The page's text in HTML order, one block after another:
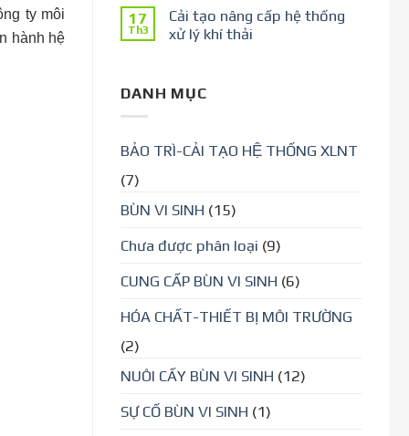
ty môi
hành hệ
17
Th3
Cải tạo nâng cấp hệ thống
xử lý khí thải
DANH MỤC
BẢO TRÌ-CẢI TẠO HỆ THỐNG XLNT
(7)
BÙN VI SINH (15)
Chưa được phân loại (9)
CUNG CẤP BÙN VI SINH (6)
HÓA CHẤT-THIẾT BỊ MÔI TRƯỜNG
(2)
NUÔI CẤY BÙN VI SINH (12)
SỰ CỐ BÙN VI SINH (1)